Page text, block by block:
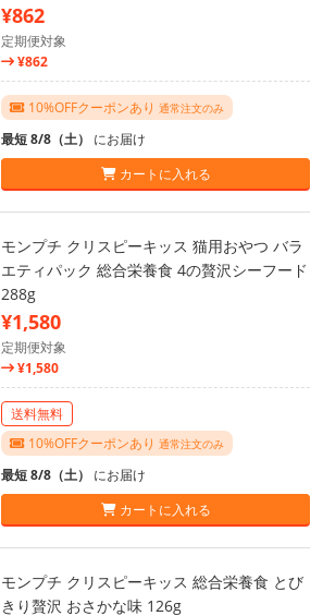
¥862
定期便対象
¥862
10%OFFクーポンあり 通常注文のみ
最短 8/8（土） にお届け
カートに入れる
モンプチ クリスピーキッス 猫用おやつ バラ
エティパック 総合栄養食 4の贅沢シーフード
288g
¥1,580
定期便対象
¥1,580
送料無料
10%OFFクーポンあり 通常注文のみ
最短 8/8（土） にお届け
カートに入れる
モンプチ クリスピーキッス 総合栄養食 とび
きり贅沢 おさかな味 126g